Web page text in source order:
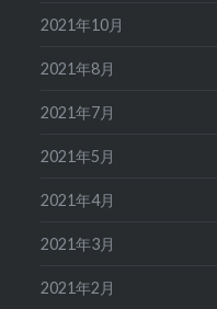
2021年10月
2021年8月
2021年7月
2021年5月
2021年4月
2021年3月
2021年2月